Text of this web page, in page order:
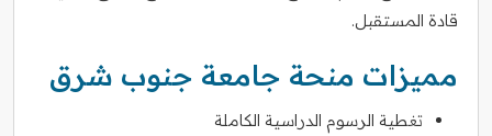
قادة المستقبل.
مميزات منحة جامعة جنوب شرق
تغطية الرسوم الدراسية الكاملة